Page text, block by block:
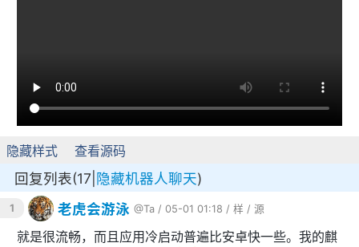
隐藏样式 查看源码
回复列表(17| 隐藏机器人聊天)
1 老虎会游泳 @Ta / 05-01 01:18 / 样 / 源
就是很流畅，而且应用冷启动普遍比安卓快一些。我的麒